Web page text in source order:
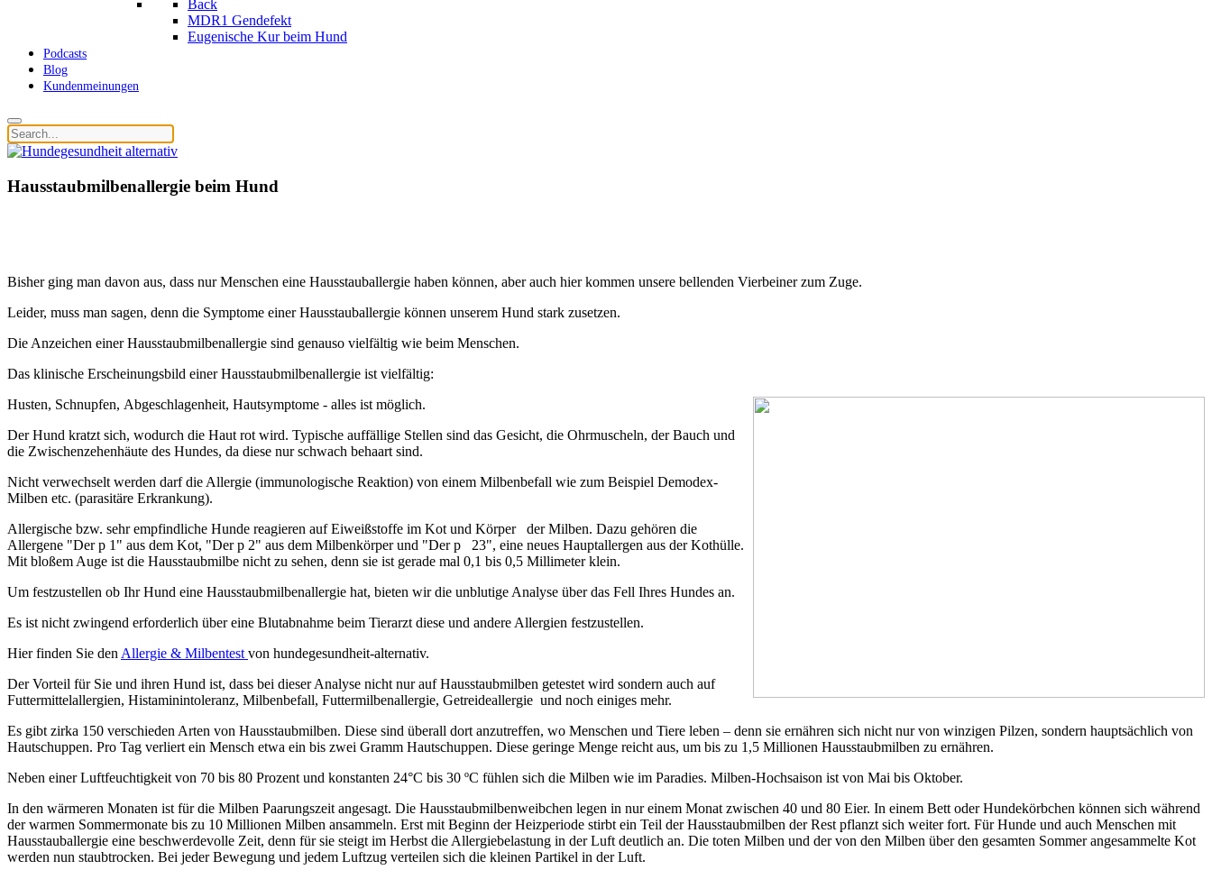
Back
MDR1 Gendefekt
Eugenische Kur beim Hund
Podcasts
Blog
Kundenmeinungen
Hausstaubmilbenallergie beim Hund
Bisher ging man davon aus, dass nur Menschen eine Hausstauballergie haben können, aber auch hier kommen unsere bellenden Vierbeiner zum Zuge.
Leider, muss man sagen, denn die Symptome einer Hausstauballergie können unserem Hund stark zusetzen.
Die Anzeichen einer Hausstaubmilbenallergie sind genauso vielfältig wie beim Menschen.
Das klinische Erscheinungsbild einer Hausstaubmilbenallergie ist vielfältig:
Husten, Schnupfen, Abgeschlagenheit, Hautsymptome - alles ist möglich.
Der Hund kratzt sich, wodurch die Haut rot wird. Typische auffällige Stellen sind das Gesicht, die Ohrmuscheln, der Bauch und
die Zwischenzehenhäute des Hundes, da diese nur schwach behaart sind.
Nicht verwechselt werden darf die Allergie (immunologische Reaktion) von einem Milbenbefall wie zum Beispiel Demodex-
Milben etc. (parasitäre Erkrankung).
Allergische bzw. sehr empfindliche Hunde reagieren auf Eiweißstoffe im Kot und Körper der Milben. Dazu gehören die
Allergene "Der p 1" aus dem Kot, "Der p 2" aus dem Milbenkörper und "Der p 23", eine neues Hauptallergen aus der Kothülle.
Mit bloßem Auge ist die Hausstaubmilbe nicht zu sehen, denn sie ist gerade mal 0,1 bis 0,5 Millimeter klein.
Um festzustellen ob Ihr Hund eine Hausstaubmilbenallergie hat, bieten wir die unblutige Analyse über das Fell Ihres Hundes an.
Es ist nicht zwingend erforderlich über eine Blutabnahme beim Tierarzt diese und andere Allergien festzustellen.
Hier finden Sie denAllergie & Milbentestvon hundegesundheit-alternativ.
Der Vorteil für Sie und ihren Hund ist, dass bei dieser Analyse nicht nur auf Hausstaubmilben getestet wird sondern auch auf
Futtermittelallergien, Histaminintoleranz, Milbenbefall, Futtermilbenallergie, Getreideallergie und noch einiges mehr.
Es gibt zirka 150 verschieden Arten von Hausstaubmilben. Diese sind überall dort anzutreffen, wo Menschen und Tiere leben – denn sie ernähren sich nicht nur von winzigen Pilzen, sondern hauptsächlich von
Hautschuppen. Pro Tag verliert ein Mensch etwa ein bis zwei Gramm Hautschuppen. Diese geringe Menge reicht aus, um bis zu 1,5 Millionen Hausstaubmilben zu ernähren.
Neben einer Luftfeuchtigkeit von 70 bis 80 Prozent und konstanten 24°C bis 30 ºC fühlen sich die Milben wie im Paradies. Milben-Hochsaison ist von Mai bis Oktober.
In den wärmeren Monaten ist für die Milben Paarungszeit angesagt. Die Hausstaubmilbenweibchen legen in nur einem Monat zwischen 40 und 80 Eier. In einem Bett oder Hundekörbchen können sich während
der warmen Sommermonate bis zu 10 Millionen Milben ansammeln. Erst mit Beginn der Heizperiode stirbt ein Teil der Hausstaubmilben der Rest pflanzt sich weiter fort. Für Hunde und auch Menschen mit
Hausstauballergie eine beschwerdevolle Zeit, denn für sie steigt im Herbst die Allergiebelastung in der Luft deutlich an. Die toten Milben und der von den Milben über den gesamten Sommer angesammelte Kot
werden nun staubtrocken. Bei jeder Bewegung und jedem Luftzug verteilen sich die kleinen Partikel in der Luft.